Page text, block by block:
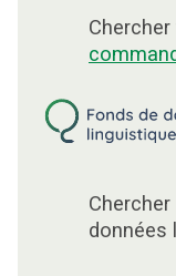
données